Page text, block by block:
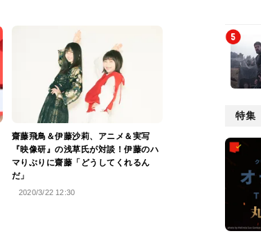
齋藤飛鳥＆伊藤沙莉、アニメ＆実写
『映像研』の浅草氏が対談！伊藤のハ
マりぶりに齋藤「どうしてくれるん
だ」
2020/3/22 12:30
特集